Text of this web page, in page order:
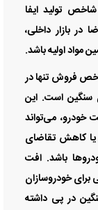
تولید ایفا
در بازار داخلی،
مواد اولیه باشد.
فروش تنها در
سنگین است. این
می‌تواند
یا کاهش تقاضای
باشد. افت
خودروسازان
در پی داشته